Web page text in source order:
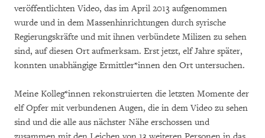
veröffentlichten Video, das im April 2013 aufgenommen
wurde und in dem Massenhinrichtungen durch syrische
Regierungskräfte und mit ihnen verbündete Milizen zu sehen
sind, auf diesen Ort aufmerksam. Erst jetzt, elf Jahre später,
konnten unabhängige Ermittler*innen den Ort untersuchen.
Meine Kolleg*innen rekonstruierten die letzten Momente der
elf Opfer mit verbundenen Augen, die in dem Video zu sehen
sind und die alle aus nächster Nähe erschossen und